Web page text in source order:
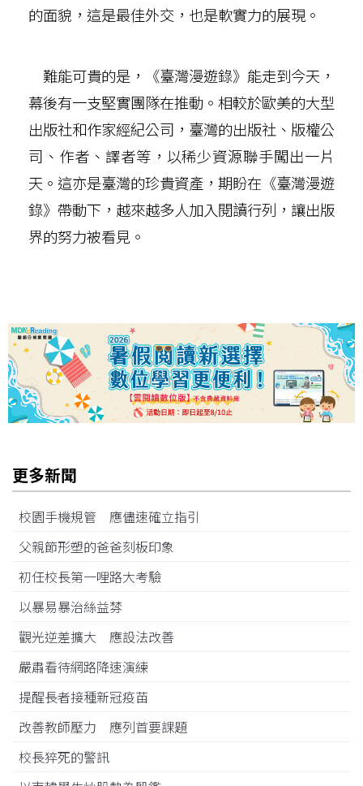
的面貌，這是最佳外交，也是軟實力的展現。
難能可貴的是，《臺灣漫遊錄》能走到今天，
幕後有一支堅實團隊在推動。相較於歐美的大型
出版社和作家經紀公司，臺灣的出版社、版權公
司、作者、譯者等，以稀少資源聯手闖出一片
天。這亦是臺灣的珍貴資產，期盼在《臺灣漫遊
錄》帶動下，越來越多人加入閱讀行列，讓出版
界的努力被看見。
更多新聞
校園手機規管 應儘速確立指引
父親節形塑的爸爸刻板印象
初任校長第一哩路大考驗
以暴易暴治絲益棼
觀光逆差擴大 應設法改善
嚴肅看待網路降速演練
提醒長者接種新冠疫苗
改善教師壓力 應列首要課題
校長猝死的警訊